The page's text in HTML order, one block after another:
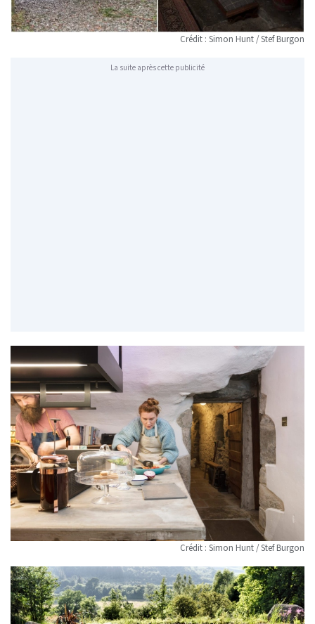
Crédit : Simon Hunt / Stef Burgon
La suite après cette publicité
Crédit : Simon Hunt / Stef Burgon